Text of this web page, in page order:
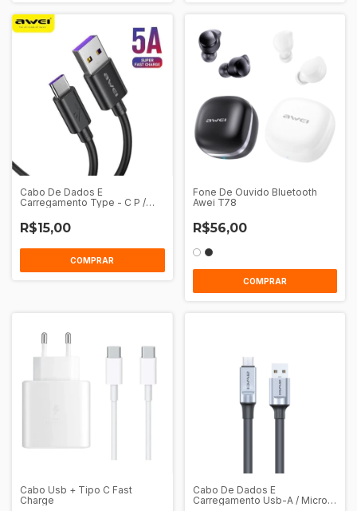
Cabo De Dados E
Carregamento Type - C P /
R$15,00
COMPRAR
Fone De Ouvido Bluetooth
Awei T78
R$56,00
COMPRAR
Cabo Usb + Tipo C Fast
Charge
Cabo De Dados E
Carregamento Usb-A / Micro